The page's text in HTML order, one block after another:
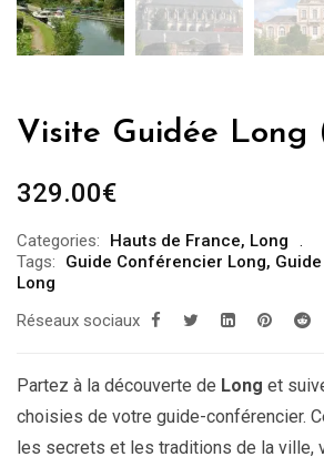
Visite Guidée Long
329.00€
Categories: Hauts de France, Long
Tags:
Guide Conférencier Long,
Long
Réseaux sociaux
Partez à la découverte de Long et
choisies de votre guide-conférencier.
les secrets et les traditions de la ville,